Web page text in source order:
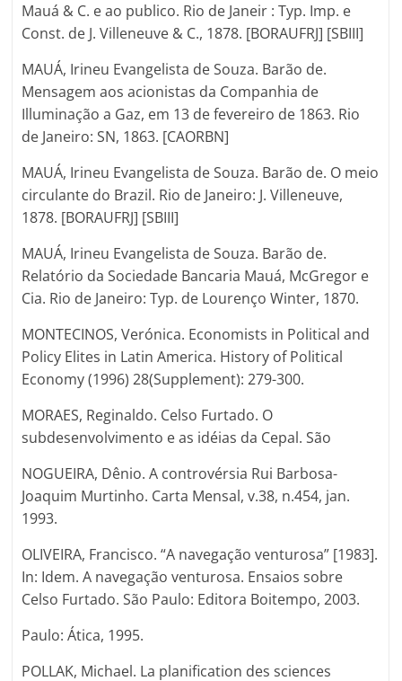
Mauá & C. e ao publico. Rio de Janeir : Typ. Imp. e
Const. de J. Villeneuve & C., 1878. [BORAUFRJ] [SBIII]
MAUÁ, Irineu Evangelista de Souza. Barão de.
Mensagem aos acionistas da Companhia de
Illuminação a Gaz, em 13 de fevereiro de 1863. Rio
de Janeiro: SN, 1863. [CAORBN]
MAUÁ, Irineu Evangelista de Souza. Barão de. O meio
circulante do Brazil. Rio de Janeiro: J. Villeneuve,
1878. [BORAUFRJ] [SBIII]
MAUÁ, Irineu Evangelista de Souza. Barão de.
Relatório da Sociedade Bancaria Mauá, McGregor e
Cia. Rio de Janeiro: Typ. de Lourenço Winter, 1870.
MONTECINOS, Verónica. Economists in Political and
Policy Elites in Latin America. History of Political
Economy (1996) 28(Supplement): 279-300.
MORAES, Reginaldo. Celso Furtado. O
subdesenvolvimento e as idéias da Cepal. São
NOGUEIRA, Dênio. A controvérsia Rui Barbosa-
Joaquim Murtinho. Carta Mensal, v.38, n.454, jan.
1993.
OLIVEIRA, Francisco. “A navegação venturosa” [1983].
In: Idem. A navegação venturosa. Ensaios sobre
Celso Furtado. São Paulo: Editora Boitempo, 2003.
Paulo: Ática, 1995.
POLLAK, Michael. La planification des sciences